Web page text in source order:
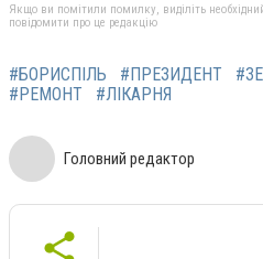
Якщо ви помітили помилку, виділіть
повідомити про це редакцію
#БОРИСПІЛЬ #ПРЕЗИДЕНТ
#РЕМОНТ
#ЛІКАРНЯ
Головний редактор